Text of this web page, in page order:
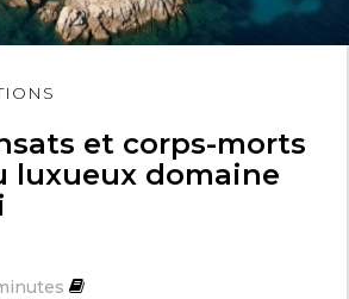
et corps-morts
luxueux domaine